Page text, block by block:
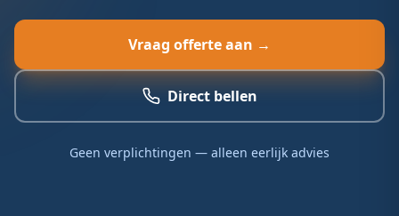
Vraag offerte aan →
Direct bellen
Geen verplichtingen — alleen eerlijk advies